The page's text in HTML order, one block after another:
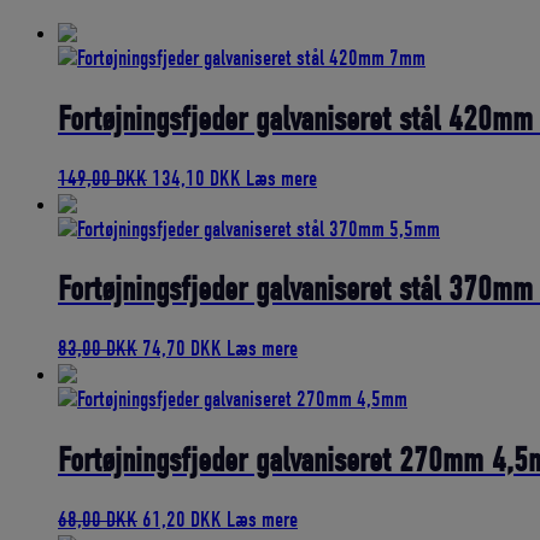
Fortøjningsfjeder galvaniseret stål
149,00DKK Den
pris
149,00 DKK.
134,10 DKK Den
pris
134,10 DKK.
Læs mere
Fortøjningsfjeder galvaniseret stål
83,00DKK Den
pris
83,00 DKK.
74,70 DKK Den
pris
74,70 DKK.
Læs mere
Fortøjningsfjeder galvaniseret 270mm
68,00DKK Den
61,20 DKK Den
Læs mere